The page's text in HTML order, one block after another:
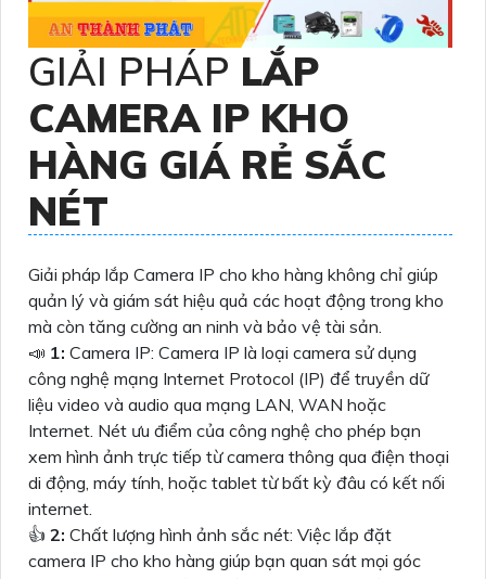
GIẢI PHÁP LẮP
CAMERA IP KHO
HÀNG GIÁ RẺ SẮC
NÉT
Giải pháp lắp Camera IP cho kho hàng không chỉ giúp
quản lý và giám sát hiệu quả các hoạt động trong kho
mà còn tăng cường an ninh và bảo vệ tài sản.
📣 1: Camera IP: Camera IP là loại camera sử dụng
công nghệ mạng Internet Protocol (IP) để truyền dữ
liệu video và audio qua mạng LAN, WAN hoặc
Internet. Nét ưu điểm của công nghệ cho phép bạn
xem hình ảnh trực tiếp từ camera thông qua điện thoại
di động, máy tính, hoặc tablet từ bất kỳ đâu có kết nối
internet.
👍 2: Chất lượng hình ảnh sắc nét: Việc lắp đặt
camera IP cho kho hàng giúp bạn quan sát mọi góc